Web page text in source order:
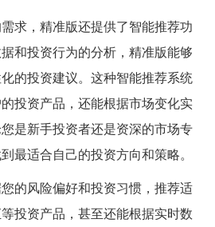
求，精准版还提供了智能推荐功
和投资行为的分析，精准版能够
的投资建议。这种智能推荐系统
投资产品，还能根据市场变化实
是新手投资者还是资深的市场专
最适合自己的投资方向和策略。
的风险偏好和投资习惯，推荐适
投资产品，甚至还能根据实时数